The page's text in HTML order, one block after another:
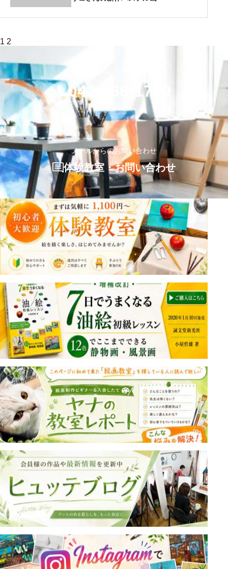
投
ペ
ー
ジ
り
1 2
お気軽にお問い合わせください
042-766-1799
メールからのお問い合わせ
体験教室・お問い合わせ